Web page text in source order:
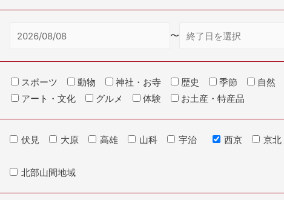
〜
スポーツ 動物 神社・お寺 歴史 季節 自然
アート・文化
グルメ 体験 お土産・特産品
伏見 大原 高雄 山科 宇治 西京 京北
北部山間地域